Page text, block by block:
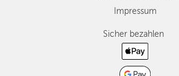
Impressum
Sicher bezahlen